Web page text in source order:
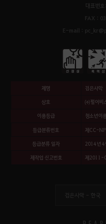
대표번
FAX :
E-mail :
제명 검은사막
상호 ㈜펄어비
이용등급 청소년이
등급분류번호 제CC-
등급분류 일자 2014년 4
제작업 신고번호 제2011-
검은사막 - 한국